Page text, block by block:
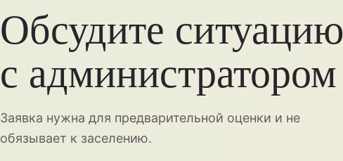
Обсудите ситуацию
с администратором
Заявка нужна для предварительной оценки и не
обязывает к заселению.